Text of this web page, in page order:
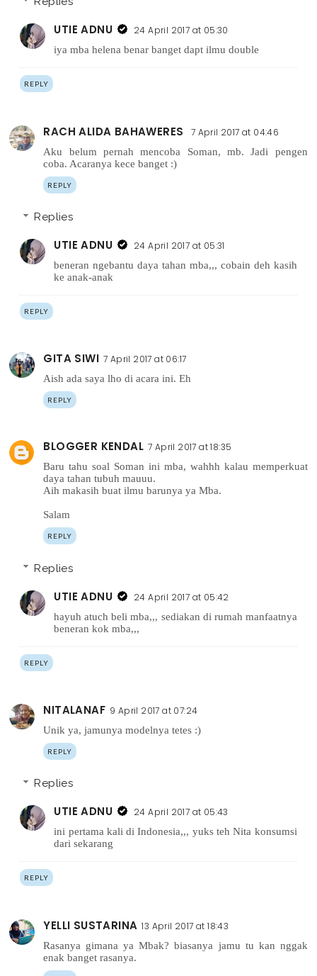
UTIE ADNU 24 April 2017 at 05:30
iya mba helena benar banget dapt ilmu double
REPLY
RACH ALIDA BAHAWERES 7 April 2017 at 04:46
Aku belum pernah mencoba Soman, mb. Jadi pengen
coba. Acaranya kece banget :)
REPLY
Replies
UTIE ADNU 24 April 2017 at 05:31
beneran ngebantu daya tahan mba,,, cobain deh kasih
ke anak-anak
REPLY
GITA SIWI 7 April 2017 at 06:17
Aish ada saya lho di acara ini. Eh
REPLY
BLOGGER KENDAL 7 April 2017 at 18:35
Baru tahu soal Soman ini mba, wahhh kalau memperkuat
daya tahan tubuh mauuu.
Aih makasih buat ilmu barunya ya Mba.
Salam
REPLY
Replies
UTIE ADNU 24 April 2017 at 05:42
hayuh atuch beli mba,,, sediakan di rumah manfaatnya
beneran kok mba,,,
REPLY
NITALANAF 9 April 2017 at 07:24
Unik ya, jamunya modelnya tetes :)
REPLY
Replies
UTIE ADNU 24 April 2017 at 05:43
ini pertama kali di Indonesia,,, yuks teh Nita konsumsi
dari sekarang
REPLY
YELLI SUSTARINA 13 April 2017 at 18:43
Rasanya gimana ya Mbak? biasanya jamu tu kan nggak
enak banget rasanya.